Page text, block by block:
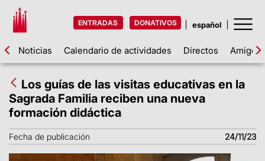
ENTRADAS DONATIVOS
Noticias Calendario de actividades Directos Amigos
Los guías de las visitas educativas en la
Sagrada Familia reciben una nueva
formación didáctica
Fecha de publicación 24/11/23